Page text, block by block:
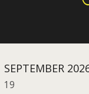
SEPTEMBER
19